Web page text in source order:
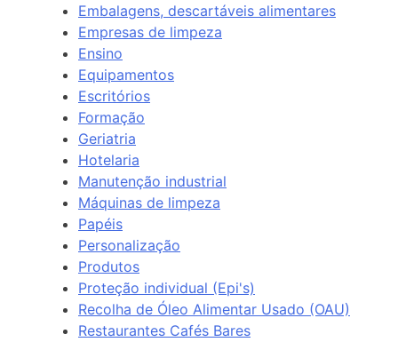
Embalagens, descartáveis alimentares
Empresas de limpeza
Ensino
Equipamentos
Escritórios
Formação
Geriatria
Hotelaria
Manutenção industrial
Máquinas de limpeza
Papéis
Personalização
Produtos
Proteção individual (Epi's)
Recolha de Óleo Alimentar Usado (OAU)
Restaurantes Cafés Bares